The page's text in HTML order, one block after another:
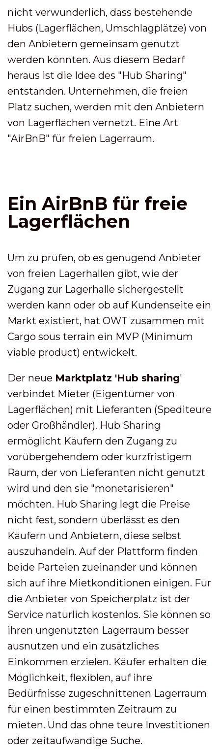
nicht verwunderlich, dass bestehende
Hubs (Lagerflächen, Umschlagplätze) von
den Anbietern gemeinsam genutzt
werden könnten. Aus diesem Bedarf
heraus ist die Idee des "Hub Sharing"
entstanden. Unternehmen, die freien
Platz suchen, werden mit den Anbietern
von Lagerflächen vernetzt. Eine Art
"AirBnB" für freien Lagerraum.
Ein AirBnB für freie
Lagerflächen
Um zu prüfen, ob es genügend Anbieter
von freien Lagerhallen gibt, wie der
Zugang zur Lagerhalle sichergestellt
werden kann oder ob auf Kundenseite ein
Markt existiert, hat OWT zusammen mit
Cargo sous terrain ein MVP (Minimum
viable product) entwickelt.
Der neue Marktplatz 'Hub sharing'
verbindet Mieter (Eigentümer von
Lagerflächen) mit Lieferanten (Spediteure
oder Großhändler). Hub Sharing
ermöglicht Käufern den Zugang zu
vorübergehendem oder kurzfristigem
Raum, der von Lieferanten nicht genutzt
wird und den sie "monetarisieren"
möchten. Hub Sharing legt die Preise
nicht fest, sondern überlässt es den
Käufern und Anbietern, diese selbst
auszuhandeln. Auf der Plattform finden
beide Parteien zueinander und können
sich auf ihre Mietkonditionen einigen. Für
die Anbieter von Speicherplatz ist der
Service natürlich kostenlos. Sie können so
ihren ungenutzten Lagerraum besser
ausnutzen und ein zusätzliches
Einkommen erzielen. Käufer erhalten die
Möglichkeit, flexiblen, auf ihre
Bedürfnisse zugeschnittenen Lagerraum
für einen bestimmten Zeitraum zu
mieten. Und das ohne teure Investitionen
oder zeitaufwändige Suche.